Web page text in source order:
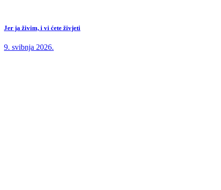
Jer ja živim, i vi ćete živjeti
9. svibnja 2026.